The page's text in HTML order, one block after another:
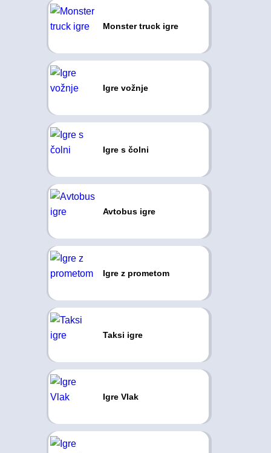
Monster truck igre
Igre vožnje
Igre s čolni
Avtobus igre
Igre z prometom
Taksi igre
Igre Vlak